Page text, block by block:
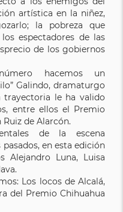
artística en la niñez,
la pobreza que
espectadores de las
de los gobiernos
hacemos un
Galindo, dramaturgo
trayectoria le ha valido
entre ellos el Premio
de Alarcón.
de la escena
en esta edición
Alejandro Luna, Luisa
Los locos de Alcalá,
del Premio Chihuahua